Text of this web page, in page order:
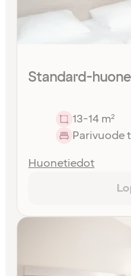
Standard-huone
13-14 m²
Parivuode
Huonetiedot